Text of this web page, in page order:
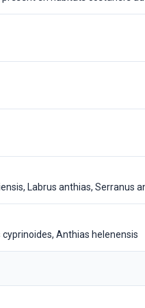
Labrus anthias, Serranus
Anthias helenensis